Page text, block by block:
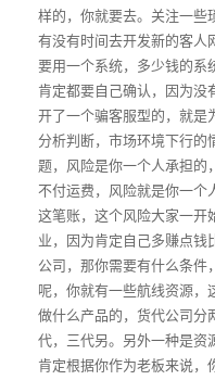
样的，你就要去。关注一些
有没有时间去开发新的客人
要用一个系统，多少钱的系
肯定都要自己确认，因为没
开了一个骗客服型的，就是
分析判断，市场环境下行的
题，风险是你一个人承担的
不付运费，风险就是你一个
这笔账，这个风险大家一开
业，因为肯定自己多赚点钱
公司，那你需要有什么条件
呢，你就有一些航线资源，
做什么产品的，货代公司分
代，三代另。另外一种是资
肯定根据你作为老板来说，